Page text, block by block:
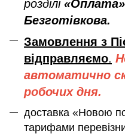
розділі «Оплата»
Безготівкова.
Замовлення з
відправляємо.
автоматично
робочих дня.
доставка «Новою
тарифами